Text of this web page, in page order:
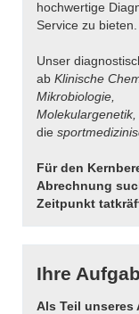
hochwertige
Service zu bieten.
Unser
ab Klinische
Mikrobiologie,
Molekulargenetik,
die
Für den
Abrechnung
Zeitpunkt
Ihre
Als Teil unseres